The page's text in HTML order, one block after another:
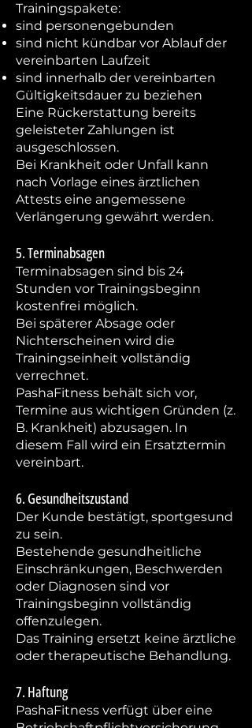
Trainingspakete:
sind personengebunden
sind nicht kündbar vor Ablauf der
vereinbarten Laufzeit
sind innerhalb der vereinbarten
Gültigkeitsdauer zu beziehen
Eine Rückerstattung bereits
geleisteter Zahlungen ist
ausgeschlossen.
Bei Krankheit oder Unfall kann
nach Vorlage eines ärztlichen
Attests eine angemessene
Verlängerung gewährt werden.
5. Terminabsagen
Terminabsagen sind bis 24
Stunden vor Trainingsbeginn
kostenfrei möglich.
Bei späterer Absage oder
Nichterscheinen wird die
Trainingseinheit vollständig
verrechnet.
PashaFitness behält sich vor,
Termine aus wichtigen Gründen (z.
B. Krankheit) abzusagen. In
diesem Fall wird ein Ersatztermin
vereinbart.
6. Gesundheitszustand
Der Kunde bestätigt, sportgesund
zu sein.
Bestehende gesundheitliche
Einschränkungen, Beschwerden
oder Diagnosen sind vor
Trainingsbeginn vollständig
offenzulegen.
Das Training ersetzt keine ärztliche
oder therapeutische Behandlung.
7. Haftung
PashaFitness verfügt über eine